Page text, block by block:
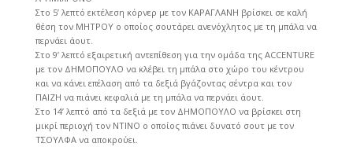
Στο 5’ λεπτό εκτέλεση κόρνερ με τον ΚΑΡΑΓΛΑΝΗ βρίσκει σε καλή
θέση τον ΜΗΤΡΟΥ ο οποίος σουτάρει ανενόχλητος με τη μπάλα να
περνάει άουτ.
Στο 9’ λεπτό εξαιρετική αντεπίθεση για την ομάδα της ACCENTURE
με τον ΔΗΜΟΠΟΥΛΟ να κλέβει τη μπάλα στο χώρο του κέντρου
και να κάνει επέλαση από τα δεξιά βγάζοντας σέντρα και τον
ΠΑΙΖΗ να πιάνει κεφαλιά με τη μπάλα να περνάει άουτ.
Στο 14’ λεπτό από τα δεξιά με τον ΔΗΜΟΠΟΥΛΟ να βρίσκει στη
μικρί περιοχή τον ΝΤΙΝΟ ο οποίος πιάνει δυνατό σουτ με τον
ΤΣΟΥΛΦΑ να αποκρούει.